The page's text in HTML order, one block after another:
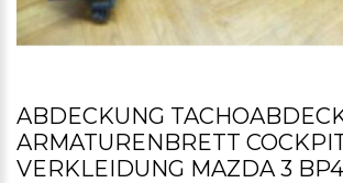
ABDECKUNG
ARMATURENBRETT
VERKLEIDUNG MAZDA 3